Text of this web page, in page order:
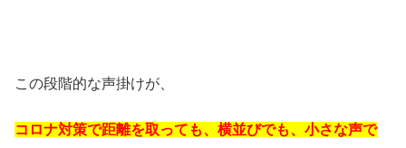
この段階的な声掛けが、
コロナ対策で距離を取っても、横並びでも、小さな声で